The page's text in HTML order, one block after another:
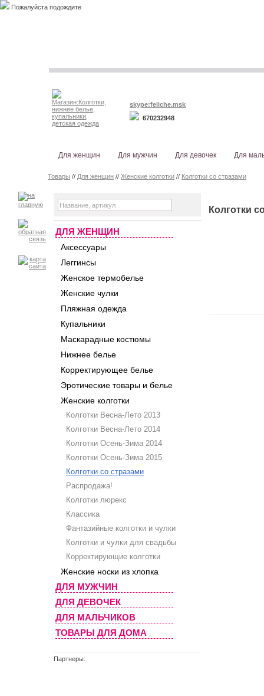
Пожалуйста подождите
skype:feliche.msk
670232948
Для женщин Для мужчин Для девочек Для
Товары // Для женщин // Женские колготки // Колготки со стразами
ДЛЯ ЖЕНЩИН
Аксессуары
Леггинсы
Женское термобелье
Женские чулки
Пляжная одежда
Купальники
Маскарадные костюмы
Нижнее белье
Корректирующее белье
Эротические товары и белье
Женские колготки
Колготки Весна-Лето 2013
Колготки Весна-Лето 2014
Колготки Осень-Зима 2014
Колготки Осень-Зима 2015
Колготки со стразами
Распродажа!
Колготки люрекс
Классика
Фантазийные колготки и чулки
Колготки и чулки для свадьбы
Корректирующие колготки
Женские носки из хлопка
ДЛЯ МУЖЧИН
ДЛЯ ДЕВОЧЕК
ДЛЯ МАЛЬЧИКОВ
ТОВАРЫ ДЛЯ ДОМА
Партнеры:
Колготки